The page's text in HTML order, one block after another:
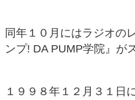
同年１０月にはラジオの
ンプ! DA PUMP学院』が
１９９８年１２月３１日